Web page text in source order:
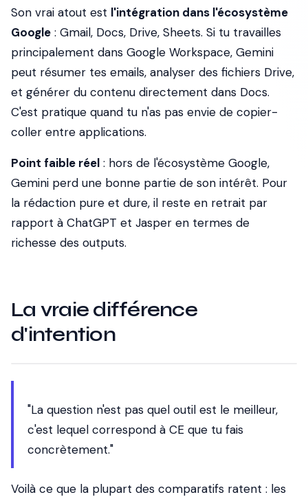
Son vrai atout est l'intégration dans l'écosystème
Google : Gmail, Docs, Drive, Sheets. Si tu travailles
principalement dans Google Workspace, Gemini
peut résumer tes emails, analyser des fichiers Drive,
et générer du contenu directement dans Docs.
C'est pratique quand tu n'as pas envie de copier-
coller entre applications.
Point faible réel : hors de l'écosystème Google,
Gemini perd une bonne partie de son intérêt. Pour
la rédaction pure et dure, il reste en retrait par
rapport à ChatGPT et Jasper en termes de
richesse des outputs.
La vraie différence
d'intention
"La question n'est pas quel outil est le meilleur,
c'est lequel correspond à CE que tu fais
concrètement."
Voilà ce que la plupart des comparatifs ratent : les